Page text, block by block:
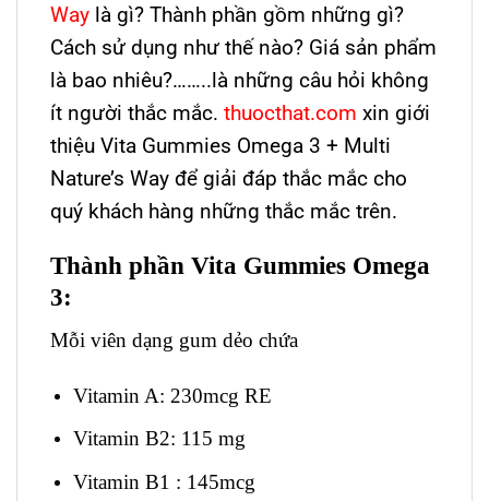
Way là gì? Thành phần gồm những gì?
Cách sử dụng như thế nào? Giá sản phẩm
là bao nhiêu?……..là những câu hỏi không
ít người thắc mắc. thuocthat.com xin giới
thiệu Vita Gummies Omega 3 + Multi
Nature’s Way để giải đáp thắc mắc cho
quý khách hàng những thắc mắc trên.
Thành phần Vita Gummies Omega
3:
Mỗi viên dạng gum dẻo chứa
Vitamin A: 230mcg RE
Vitamin B2: 115 mg
Vitamin B1 : 145mcg